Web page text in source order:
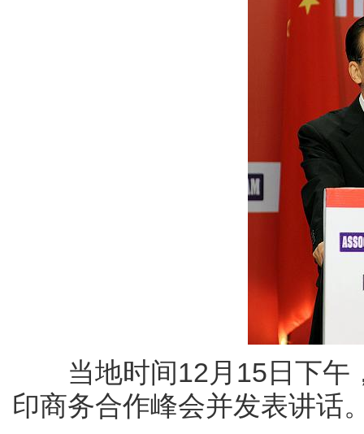
当地时间12月15日下午
印商务合作峰会并发表讲话